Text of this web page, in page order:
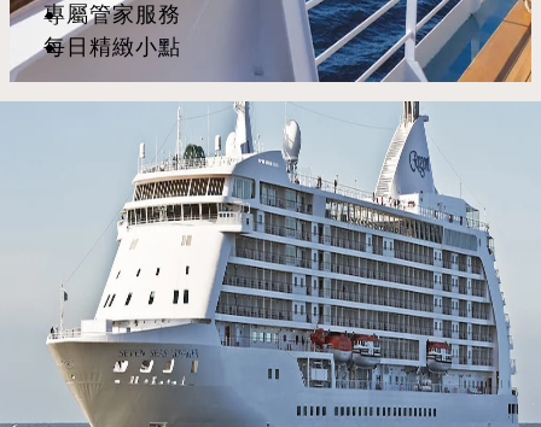
專屬管家服務
每日精緻小點
七海航海家號 Seven Seas Voyager
七海航海家號散發著優雅的氛圍，從精緻的頂層套房到現代感十
足的探索者酒廊，每個細節都彰顯著高雅氣息